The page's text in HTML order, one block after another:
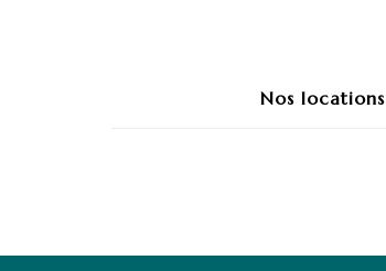
Nos locations